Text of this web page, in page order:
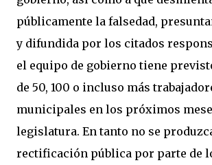
públicamente la falsedad,
y difundida por los citados
el equipo de gobierno tiene
de 50, 100 o incluso más
municipales en los próximos
legislatura. En tanto no se
rectificación pública por parte de